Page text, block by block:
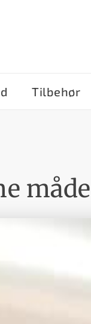
Tilbehør
måde